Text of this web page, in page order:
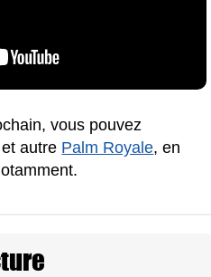
vous pouvez
et autre Palm Royale, en